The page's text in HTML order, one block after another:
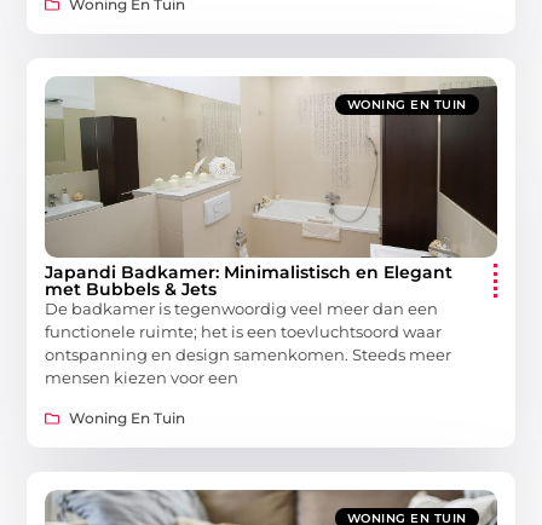
Woning En Tuin
WONING EN TUIN
Japandi Badkamer: Minimalistisch en Elegant
met Bubbels & Jets
De badkamer is tegenwoordig veel meer dan een
functionele ruimte; het is een toevluchtsoord waar
ontspanning en design samenkomen. Steeds meer
mensen kiezen voor een
Woning En Tuin
WONING EN TUIN